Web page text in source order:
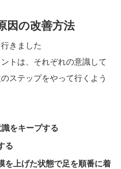
因の改善方法
きました
トは、それぞれの意識して
ステップをやって行くよう
をキープする
る
を上げた状態で足を順番に着